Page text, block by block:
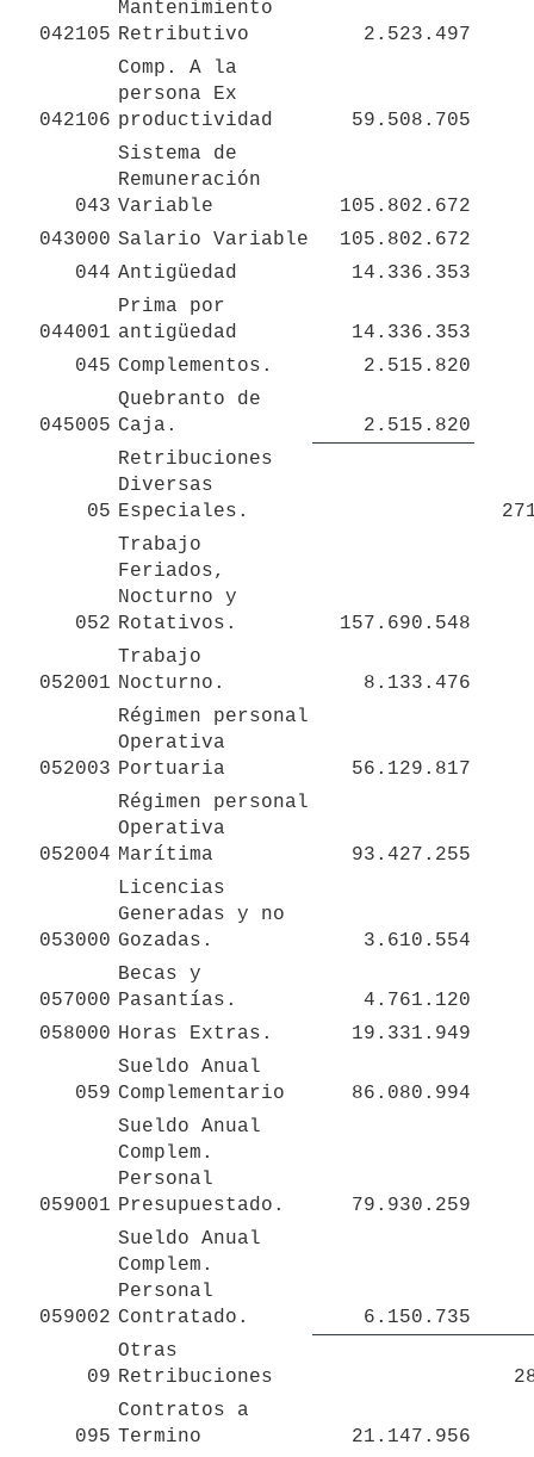
042105
Mantenimiento
Retributivo
2.523.497
042106
Comp. A la
persona Ex
productividad
59.508.705
043
Sistema de
Remuneración
Variable
105.802.672
043000 Salario Variable
105.802.672
044 Antigüedad 14.336.353
044001
Prima por
antigüedad
14.336.353
045 Complementos. 2.515.820
045005
Quebranto de
Caja.
2.515.820
05
Retribuciones
Diversas
Especiales.
052
Trabajo
Feriados,
Nocturno y
Rotativos.
157.690.548
052001
Trabajo
Nocturno.
8.133.476
052003
Régimen personal
Operativa
Portuaria
56.129.817
052004
Régimen personal
Operativa
Marítima
93.427.255
053000
Licencias
Generadas y no
Gozadas.
3.610.554
057000
Becas y
Pasantías.
4.761.120
058000 Horas Extras. 19.331.949
059
Sueldo Anual
Complementario
86.080.994
059001
Sueldo Anual
Complem.
Personal
Presupuestado.
79.930.259
059002
Sueldo Anual
Complem.
Personal
Contratado.
6.150.735
09
Otras
Retribuciones
095
Contratos a
Termino
21.147.956